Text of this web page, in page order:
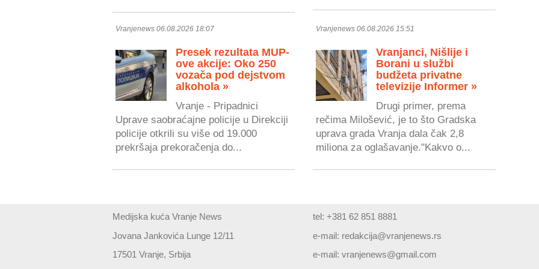
Vranjenews 06.08.2026 18:07
Presek rezultata MUP-
ove akcije: Oko 250
vozača pod dejstvom
alkohola »
Vranje - Pripadnici
Uprave saobraćajne policije u Direkciji
policije otkrili su više od 19.000
prekršaja prekoračenja do...
Vranjenews 06.08.2026 15:51
Vranjanci, Nišlije i
Borani u službi
budžeta privatne
televizije Informer »
Drugi primer, prema
rečima Milošević, je to što Gradska
uprava grada Vranja dala čak 2,8
miliona za oglašavanje."Kakvo o...
Medijska kuća Vranje News
Jovana Jankovića Lunge 12/11
17501 Vranje, Srbija
tel: +381 62 851 8881
e-mail: redakcija@vranjenews.rs
e-mail:vranjenews@gmail.com